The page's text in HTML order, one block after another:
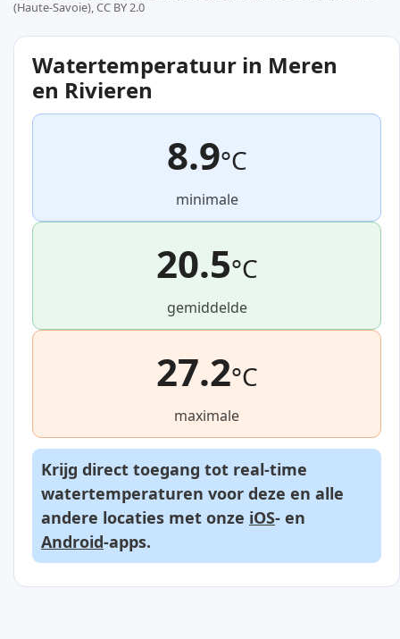
(Haute-Savoie), CC BY 2.0
Watertemperatuur in Meren
en Rivieren
8.9°C
minimale
20.5°C
gemiddelde
27.2°C
maximale
Krijg direct toegang tot real-time
watertemperaturen voor deze en alle
andere locaties met onze iOS- en
Android-apps.